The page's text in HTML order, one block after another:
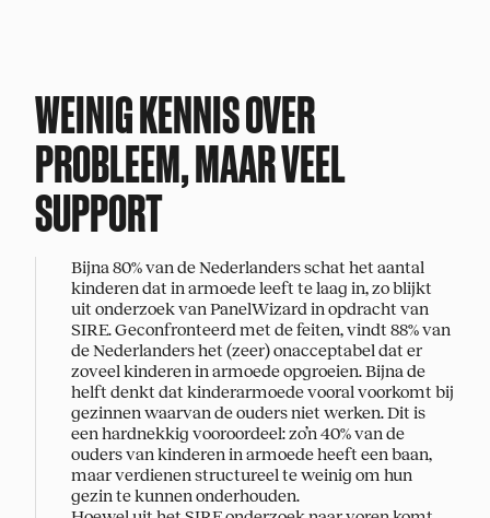
WEINIG KENNIS OVER
PROBLEEM, MAAR VEEL
SUPPORT
Bijna 80% van de Nederlanders schat het aantal
kinderen dat in armoede leeft te laag in, zo blijkt
uit onderzoek van PanelWizard in opdracht van
SIRE. Geconfronteerd met de feiten, vindt 88% van
de Nederlanders het (zeer) onacceptabel dat er
zoveel kinderen in armoede opgroeien. Bijna de
helft denkt dat kinderarmoede vooral voorkomt bij
gezinnen waarvan de ouders niet werken. Dit is
een hardnekkig vooroordeel: zo’n 40% van de
ouders van kinderen in armoede heeft een baan,
maar verdienen structureel te weinig om hun
gezin te kunnen onderhouden.
Zelf een idee voor
een onderwerp?
Mail jouw suggestie!
2026 Disclaimer Privacy